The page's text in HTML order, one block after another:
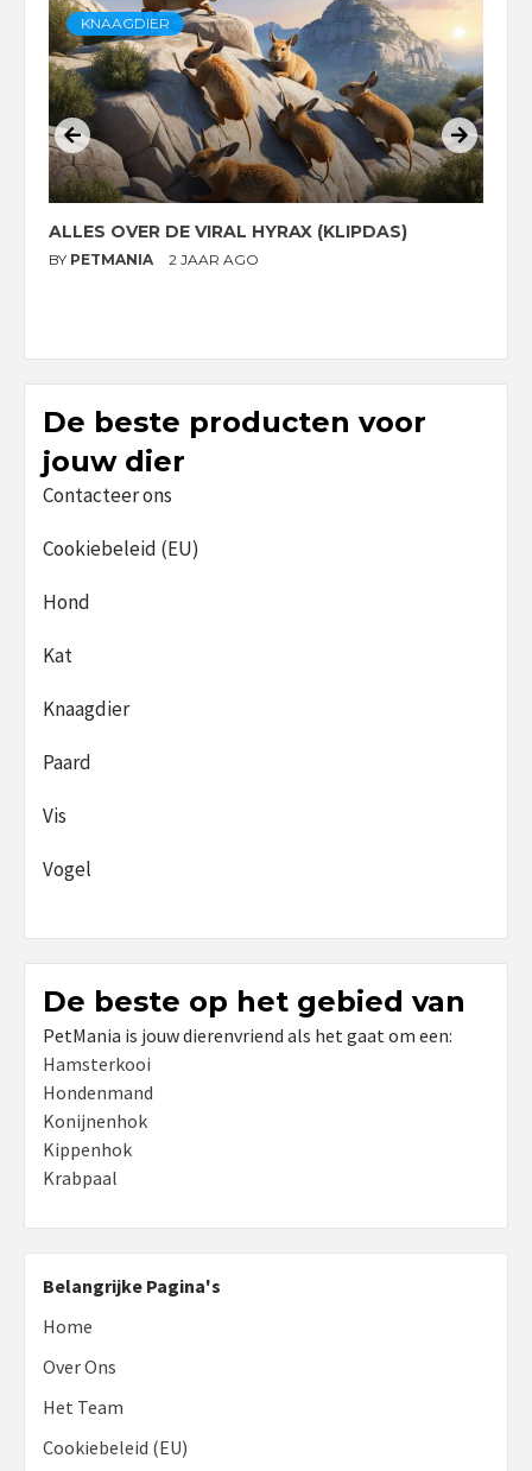
KNAAGDIER
ALLES OVER DE VIRAL HYRAX (KLIPDAS)
BY PETMANIA 2 JAAR AGO
De beste producten voor
jouw dier
Contacteer ons
Cookiebeleid (EU)
Hond
Kat
Knaagdier
Paard
Vis
Vogel
De beste op het gebied van
PetMania is jouw dierenvriend als het gaat om een:
Hamsterkooi
Hondenmand
Konijnenhok
Kippenhok
Krabpaal
Belangrijke Pagina's
Home
Over Ons
Het Team
Cookiebeleid (EU)